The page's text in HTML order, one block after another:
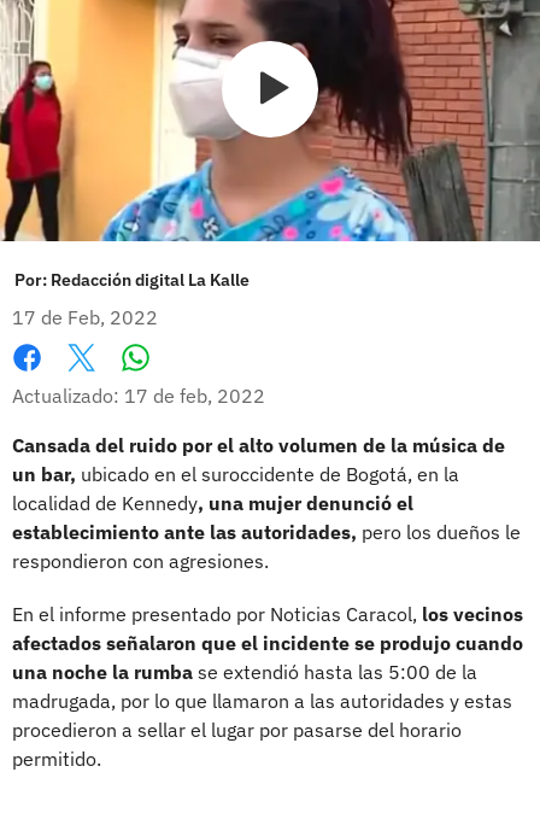
Por: Redacción digital La Kalle
17 de Feb, 2022
Facebook
X Whatsapp
Actualizado: 17 de feb, 2022
Cansada del ruido por el alto volumen de la música de
un bar, ubicado en el suroccidente de Bogotá, en la
localidad de Kennedy, una mujer denunció el
establecimiento ante las autoridades, pero los dueños le
respondieron con agresiones.
En el informe presentado por Noticias Caracol, los vecinos
afectados señalaron que el incidente se produjo cuando
una noche la rumba se extendió hasta las 5:00 de la
madrugada, por lo que llamaron a las autoridades y estas
procedieron a sellar el lugar por pasarse del horario
permitido.